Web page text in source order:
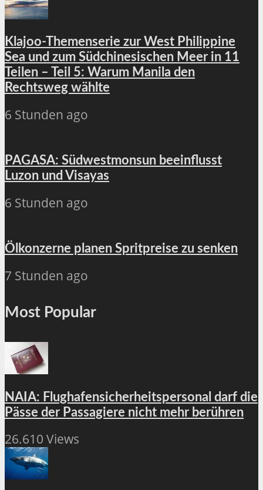
Klajoo-Themenserie zur West Philippine
Sea und zum Südchinesischen Meer in 11
Teilen – Teil 5: Warum Manila den
Rechtsweg wählte
6 Stunden ago
PAGASA: Südwestmonsun beeinflusst
Luzon und Visayas
6 Stunden ago
Ölkonzerne planen Spritpreise zu senken
7 Stunden ago
Most Popular
NAIA: Flughafensicherheitspersonal darf die
Pässe der Passagiere nicht mehr berühren
26.610 Views